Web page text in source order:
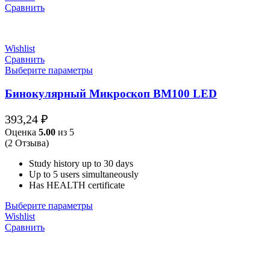
Сравнить
Wishlist
Сравнить
Выберите параметры
Бинокулярный Микроскоп BM100 LED
393,24 ₽
Оценка 5.00 из 5
(2 Отзыва)
Study history up to 30 days
Up to 5 users simultaneously
Has HEALTH certificate
Выберите параметры
Wishlist
Сравнить